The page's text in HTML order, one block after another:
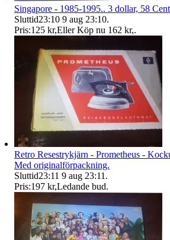
Singapore - 1985-1995.. 3 dollar, 58
Sluttid23:10 9 aug 23:10.
Pris:125 kr,Eller Köp nu 162 kr,.
Retro Resestrykjärn - Prometheus -
Med originalförpackning.
Sluttid23:11 9 aug 23:11 .
Pris:197 kr,Ledande bud.